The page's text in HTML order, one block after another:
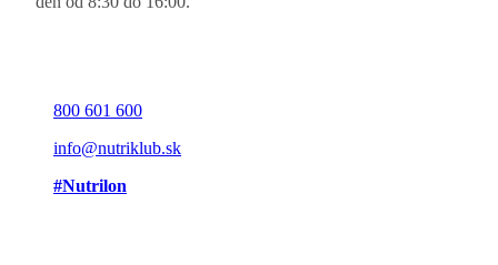
800 601 600
info@nutriklub.sk
#Nutrilon